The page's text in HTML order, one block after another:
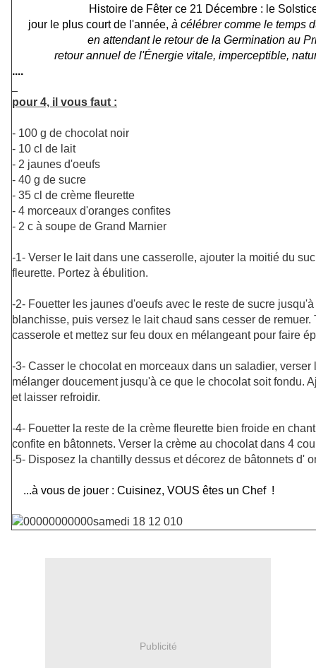
Histoire de Fêter ce 21 Décembre : le
jour le plus court de l'année, à célébrer comme le temps
en attendant le retour de la Germination au
retour annuel de l'Énergie vitale, imperceptible,
....
pour 4, il vous faut :
- 100 g de chocolat noir
- 10 cl de lait
- 2 jaunes d'oeufs
- 40 g de sucre
- 35 cl de crème fleurette
- 4 morceaux d'oranges confites
- 2 c à soupe de Grand Marnier
-1- Verser le lait dans une casserolle, ajouter la moitié du
fleurette. Portez à ébulition.
-2- Fouetter les jaunes d'oeufs avec le reste de sucre
blanchisse, puis versez le lait chaud sans cesser de remuer.
casserole et mettez sur feu doux en mélangeant pour faire
-3- Casser le chocolat en morceaux dans un saladier, verser
mélanger doucement jusqu'à ce que le chocolat soit fondu.
et laisser refroidir.
-4- Fouetter la reste de la crème fleurette bien froide en
confite en bâtonnets. Verser la crème au chocolat dans 4
-5- Disposez la chantilly dessus et décorez de bâtonnets d'
...à vous de jouer : Cuisinez, VOUS êtes un Chef !
Publicité